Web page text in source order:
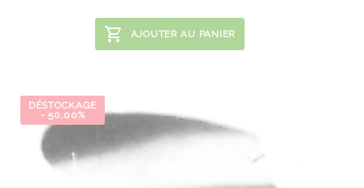
AJOUTER AU PANIER
DÉSTOCKAGE
- 50.00%